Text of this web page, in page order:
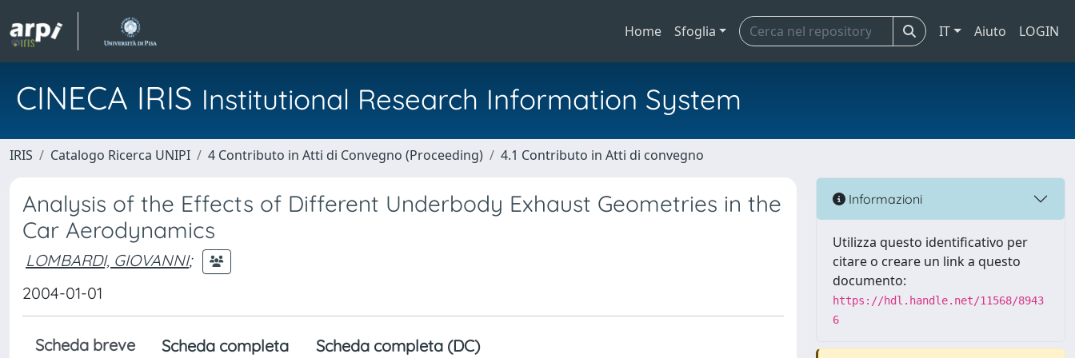
Home Sfoglia IT Aiuto LOGIN
CINECA IRIS Institutional Research Information System
IRIS Catalogo Ricerca UNIPI 4 Contributo in Atti di Convegno (Proceeding) 4.1 Contributo in Atti di convegno
Analysis of the Effects of Different Underbody Exhaust Geometries in the
Car Aerodynamics
LOMBARDI, GIOVANNI;
2004-01-01
Scheda breve Scheda completa Scheda completa (DC)
Informazioni
Utilizza questo identificativo per
citare o creare un link a questo
documento:
https://hdl.handle.net/11568/8943
6